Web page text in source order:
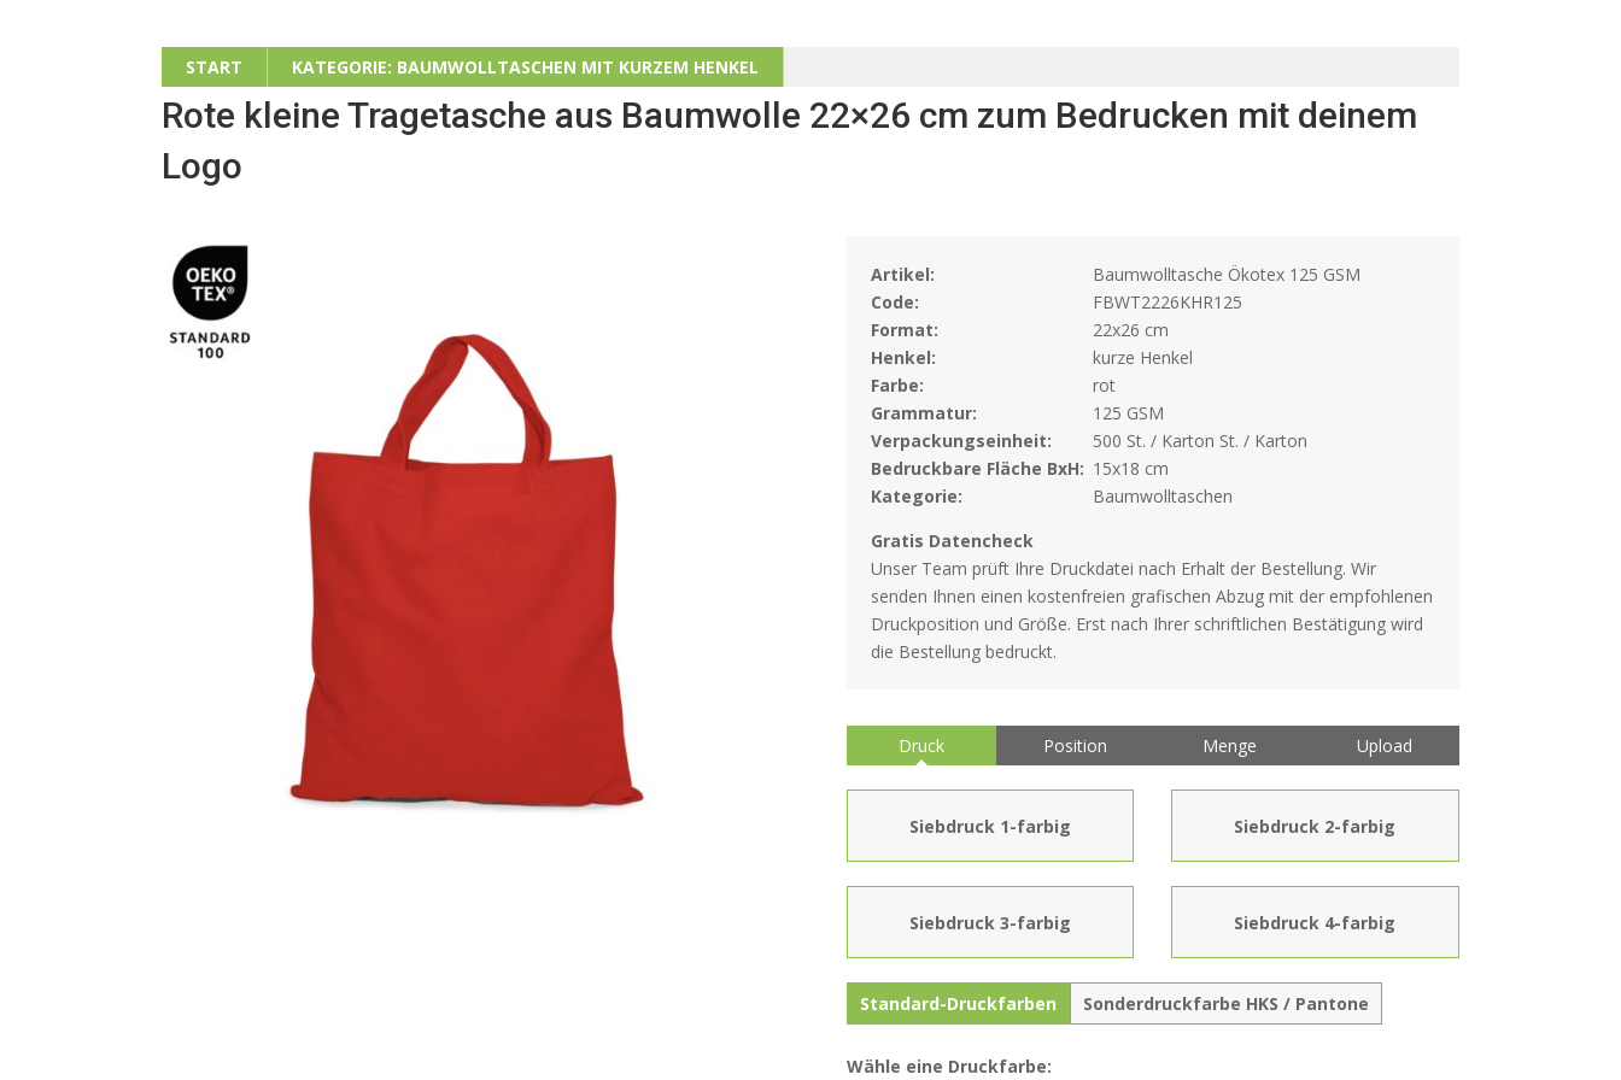
START KATEGORIE: BAUMWOLLTASCHEN MIT KURZEM HENKEL
Rote kleine Tragetasche aus Baumwolle 22×26 cm zum Bedrucken mit deinem
Logo
Artikel:
Baumwolltasche Ökotex 125 GSM
Code:
FBWT2226KHR125
Format:
22x26 cm
Henkel:
kurze Henkel
Farbe:
rot
Grammatur:
125 GSM
Verpackungseinheit:
500 St. / Karton St. / Karton
Bedruckbare Fläche BxH: 15x18 cm
Kategorie:
Baumwolltaschen
Gratis Datencheck
Unser Team prüft Ihre Druckdatei nach Erhalt der Bestellung. Wir
senden Ihnen einen kostenfreien grafischen Abzug mit der empfohlenen
Druckposition und Größe. Erst nach Ihrer schriftlichen Bestätigung wird
die Bestellung bedruckt.
Druck Position Menge Upload
Siebdruck 1-farbig Siebdruck 2-farbig
Siebdruck 3-farbig Siebdruck 4-farbig
Standard-Druckfarben Sonderdruckfarbe HKS / Pantone
Wähle eine Druckfarbe: